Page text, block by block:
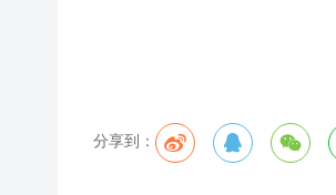
分享到：   